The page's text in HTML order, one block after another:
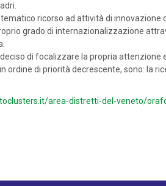
ricorso ad attività di
grado di internazionalizzazione
di focalizzare la propria
di priorità decrescente, sono: la
area-distretti-del-veneto/